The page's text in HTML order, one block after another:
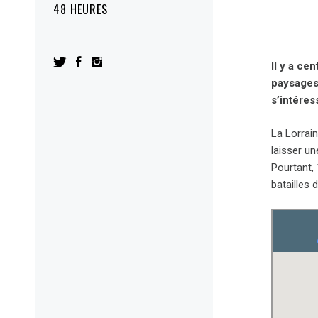
48 HEURES
Il y a
La
laisser
Pourtant,
batailles